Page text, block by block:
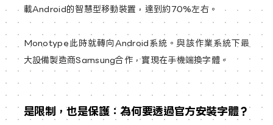
載Android的智慧型移動裝置，達到約70%左右。
Monotype此時就轉向Android系統。與該作業系統下最
大設備製造商Samsung合作，實現在手機端換字體。
是限制，也是保護：為何要透過官方安裝字體？